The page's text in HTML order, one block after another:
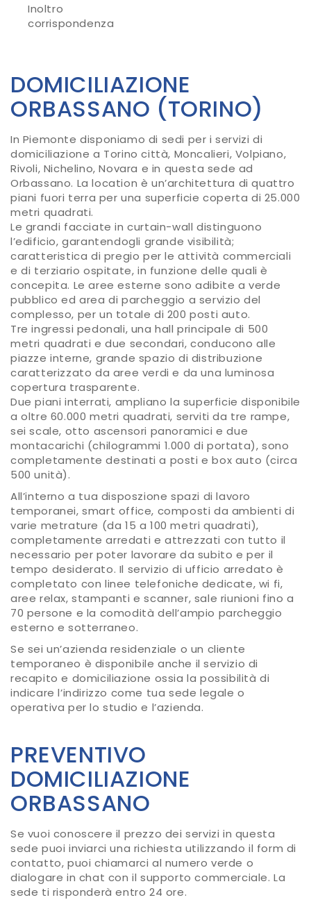
Inoltro
corrispondenza
DOMICILIAZIONE
ORBASSANO (TORINO)
In Piemonte disponiamo di sedi per i servizi di
domiciliazione a Torino città, Moncalieri, Volpiano,
Rivoli, Nichelino, Novara e in questa sede ad
Orbassano. La location è un’architettura di quattro
piani fuori terra per una superficie coperta di 25.000
metri quadrati.
Le grandi facciate in curtain-wall distinguono
l’edificio, garantendogli grande visibilità;
caratteristica di pregio per le attività commerciali
e di terziario ospitate, in funzione delle quali è
concepita. Le aree esterne sono adibite a verde
pubblico ed area di parcheggio a servizio del
complesso, per un totale di 200 posti auto.
Tre ingressi pedonali, una hall principale di 500
metri quadrati e due secondari, conducono alle
piazze interne, grande spazio di distribuzione
caratterizzato da aree verdi e da una luminosa
copertura trasparente.
Due piani interrati, ampliano la superficie disponibile
a oltre 60.000 metri quadrati, serviti da tre rampe,
sei scale, otto ascensori panoramici e due
montacarichi (chilogrammi 1.000 di portata), sono
completamente destinati a posti e box auto (circa
500 unità).
All’interno a tua disposzione spazi di lavoro
temporanei, smart office, composti da ambienti di
varie metrature (da 15 a 100 metri quadrati),
completamente arredati e attrezzati con tutto il
necessario per poter lavorare da subito e per il
tempo desiderato. Il servizio di ufficio arredato è
completato con linee telefoniche dedicate, wi fi,
aree relax, stampanti e scanner, sale riunioni fino a
70 persone e la comodità dell’ampio parcheggio
esterno e sotterraneo.
Se sei un’azienda residenziale o un cliente
temporaneo è disponibile anche il servizio di
recapito e domiciliazione ossia la possibilità di
indicare l’indirizzo come tua sede legale o
operativa per lo studio e l’azienda.
PREVENTIVO
DOMICILIAZIONE
ORBASSANO
Se vuoi conoscere il prezzo dei servizi in questa
sede puoi inviarci una richiesta utilizzando il form di
contatto, puoi chiamarci al numero verde o
dialogare in chat con il supporto commerciale. La
sede ti risponderà entro 24 ore.